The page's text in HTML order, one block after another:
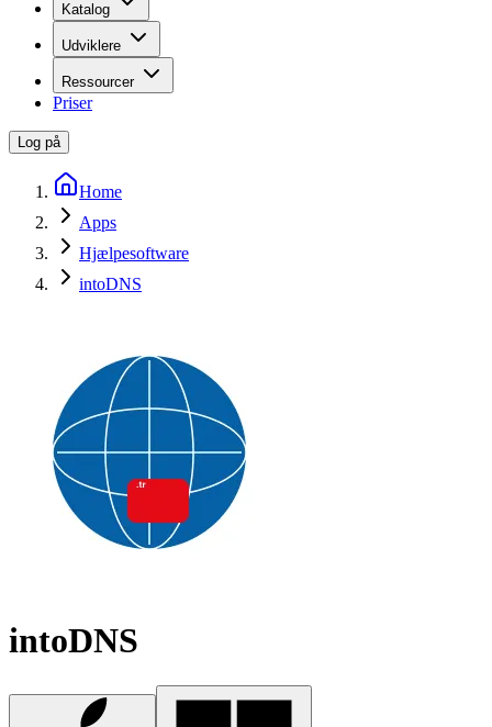
Katalog
Udviklere
Ressourcer
Priser
Log på
Home
Apps
Hjælpesoftware
intoDNS
intoDNS